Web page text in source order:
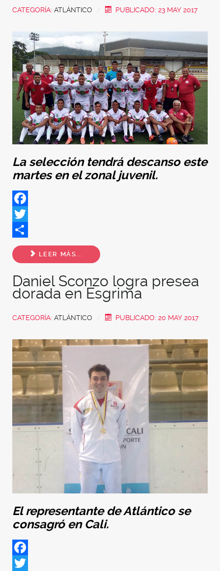
CATEGORÍA: ATLÁNTICO PUBLICADO: 23 MAY 2017
La selección tendrá descanso este
martes en el zonal juvenil.
Facebook
Twitter
Share
LEER MÁS...
Daniel Sconzo logra presea
dorada en Esgrima
CATEGORÍA: ATLÁNTICO PUBLICADO: 20 MAY 2017
El representante de Atlántico se
consagró en Cali.
Facebook